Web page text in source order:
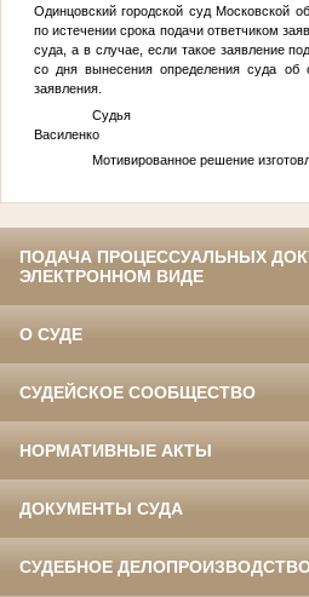
Одинцовский городской суд Московской
по истечении срока подачи ответчиком
суда, а в случае, если такое заявление
со дня вынесения определения суда об
заявления.
Василенко
Мотивированное решение
ПОДАЧА ПРОЦЕССУАЛЬНЫХ
ЭЛЕКТРОННОМ ВИДЕ
О СУДЕ
СУДЕЙСКОЕ СООБЩЕСТВО
НОРМАТИВНЫЕ АКТЫ
ДОКУМЕНТЫ СУДА
СУДЕБНОЕ